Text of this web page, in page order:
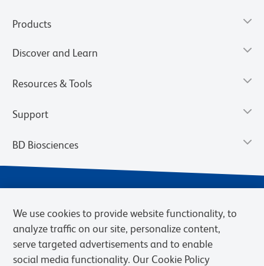
Products
Discover and Learn
Resources & Tools
Support
BD Biosciences
We use cookies to provide website functionality, to
analyze traffic on our site, personalize content,
serve targeted advertisements and to enable
social media functionality. Our Cookie Policy